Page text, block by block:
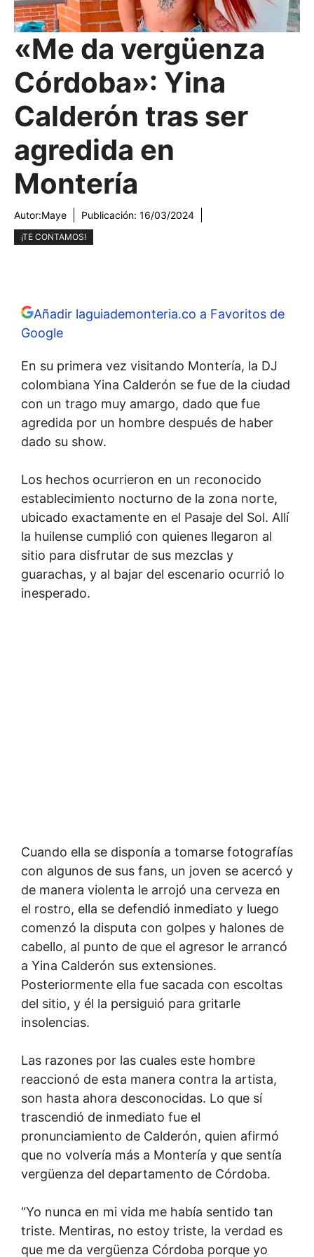
«Me da vergüenza
Córdoba»: Yina
Calderón tras ser
agredida en
Montería
Autor:Maye Publicación: 16/03/2024
¡TE CONTAMOS!
Añadir laguiademonteria.co a Favoritos de
Google
En su primera vez visitando Montería, la DJ
colombiana Yina Calderón se fue de la ciudad
con un trago muy amargo, dado que fue
agredida por un hombre después de haber
dado su show.
Los hechos ocurrieron en un reconocido
establecimiento nocturno de la zona norte,
ubicado exactamente en el Pasaje del Sol. Allí
la huilense cumplió con quienes llegaron al
sitio para disfrutar de sus mezclas y
guarachas, y al bajar del escenario ocurrió lo
inesperado.
Cuando ella se disponía a tomarse fotografías
con algunos de sus fans, un joven se acercó y
de manera violenta le arrojó una cerveza en
el rostro, ella se defendió inmediato y luego
comenzó la disputa con golpes y halones de
cabello, al punto de que el agresor le arrancó
a Yina Calderón sus extensiones.
Posteriormente ella fue sacada con escoltas
del sitio, y él la persiguió para gritarle
insolencias.
Las razones por las cuales este hombre
reaccionó de esta manera contra la artista,
son hasta ahora desconocidas. Lo que sí
trascendió de inmediato fue el
pronunciamiento de Calderón, quien afirmó
que no volvería más a Montería y que sentía
vergüenza del departamento de Córdoba.
“Yo nunca en mi vida me había sentido tan
triste. Mentiras, no estoy triste, la verdad es
que me da vergüenza Córdoba porque yo